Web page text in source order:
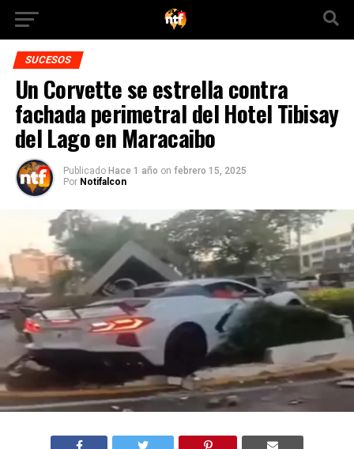
SUCESOS
Un Corvette se estrella contra
fachada perimetral del Hotel Tibisay
del Lago en Maracaibo
Publicado Hace 1 año on febrero 15, 2025
Por Notifalcon